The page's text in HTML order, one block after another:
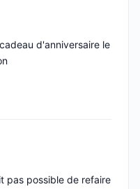
d'anniversaire le
pas possible de refaire